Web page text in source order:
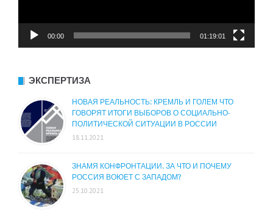
00:00 01:19:01
ЭКСПЕРТИЗА
НОВАЯ РЕАЛЬНОСТЬ: КРЕМЛЬ И ГОЛЕМ ЧТО
ГОВОРЯТ ИТОГИ ВЫБОРОВ О СОЦИАЛЬНО-
ПОЛИТИЧЕСКОЙ СИТУАЦИИ В РОССИИ
18.11.2021
ЗНАМЯ КОНФРОНТАЦИИ. ЗА ЧТО И ПОЧЕМУ
РОССИЯ ВОЮЕТ С ЗАПАДОМ?
25.10.2021